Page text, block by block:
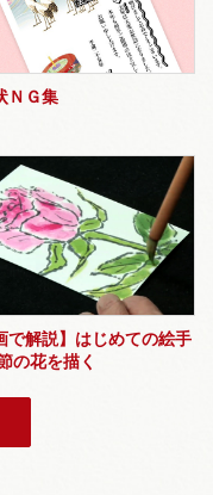
ＮＧ集
で解説】はじめての絵手
の花を描く